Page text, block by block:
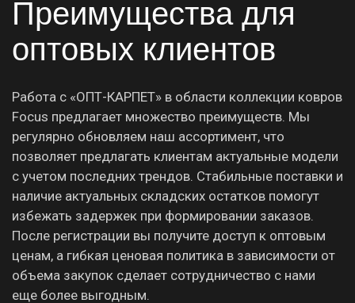
Преимущества для
оптовых клиентов
Работа с «ОПТ-КАРПЕТ» в области коллекции ковров
Focus предлагает множество преимуществ. Мы
регулярно обновляем наш ассортимент, что
позволяет предлагать клиентам актуальные модели
с учетом последних трендов. Стабильные поставки и
наличие актуальных складских остатков помогут
избежать задержек при формировании заказов.
После регистрации вы получите доступ к оптовым
ценам, а гибкая ценовая политика в зависимости от
объема закупок сделает сотрудничество с нами
еще более выгодным.